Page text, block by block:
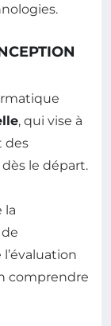
, qui vise à
des
le départ.
la
comprendre